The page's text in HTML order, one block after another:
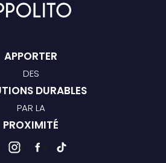
APPORTER
DES
DURABLES
PAR LA
PROXIMITÉ